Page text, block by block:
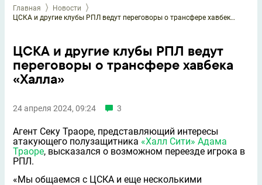
Главная
Новости
ЦСКА и другие клубы РПЛ ведут переговоры о трансфере хавбека «Халла»
ЦСКА и другие клубы РПЛ ведут
переговоры о трансфере хавбека
«Халла»
24 апреля 2024, 09:24 3
Агент Секу Траоре, представляющий интересы
атакующего полузащитника «Халл Сити» Адама
Траоре, высказался о возможном переезде игрока в
РПЛ.
«Мы общаемся с ЦСКА и ещe несколькими